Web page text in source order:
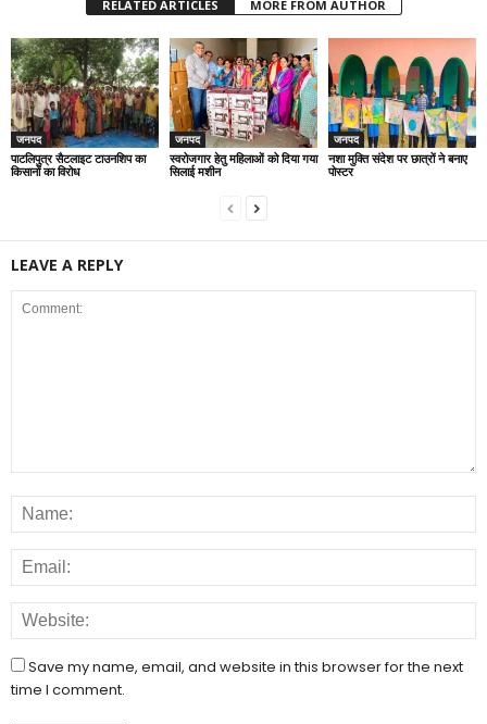
RELATED ARTICLES MORE FROM AUTHOR
जनपद
पाटलिपुत्र सैटलाइट टाउनशिप का
किसानों का विरोध
जनपद
स्वरोजगार हेतु महिलाओं को दिया गया
सिलाई मशीन
जनपद
नशा मुक्ति संदेश पर छात्रों ने बनाए
पोस्टर
LEAVE A REPLY
Save my name, email, and website in this browser for the next
time I comment.